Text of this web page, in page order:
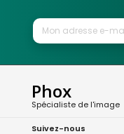
Phox
Spécialiste de l'image
Suivez-nous